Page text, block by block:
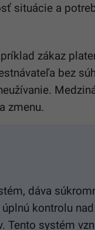
situácie a
zákaz
bez
zmenu.
dáva
kontrolu
Tento systém